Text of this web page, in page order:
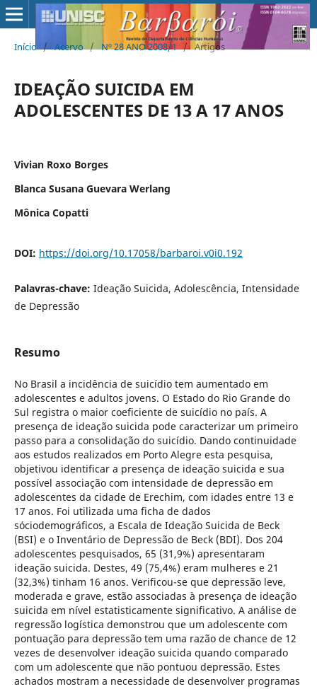
Início / Acervo / Nº 28 ANO 2008/1 / Artigos
IDEAÇÃO SUICIDA EM
ADOLESCENTES DE 13 A 17 ANOS
Vivian Roxo Borges
Blanca Susana Guevara Werlang
Mônica Copatti
DOI: https://doi.org/10.17058/barbaroi.v0i0.192
Palavras-chave: Ideação Suicida, Adolescência, Intensidade
de Depressão
Resumo
No Brasil a incidência de suicídio tem aumentado em
adolescentes e adultos jovens. O Estado do Rio Grande do
Sul registra o maior coeficiente de suicídio no país. A
presença de ideação suicida pode caracterizar um primeiro
passo para a consolidação do suicídio. Dando continuidade
aos estudos realizados em Porto Alegre esta pesquisa,
objetivou identificar a presença de ideação suicida e sua
possível associação com intensidade de depressão em
adolescentes da cidade de Erechim, com idades entre 13 e
17 anos. Foi utilizada uma ficha de dados
sóciodemográficos, a Escala de Ideação Suicida de Beck
(BSI) e o Inventário de Depressão de Beck (BDI). Dos 204
adolescentes pesquisados, 65 (31,9%) apresentaram
ideação suicida. Destes, 49 (75,4%) eram mulheres e 21
(32,3%) tinham 16 anos. Verificou-se que depressão leve,
moderada e grave, estão associadas à presença de ideação
suicida em nível estatisticamente significativo. A análise de
regressão logística demonstrou que um adolescente com
pontuação para depressão tem uma razão de chance de 12
vezes de desenvolver ideação suicida quando comparado
com um adolescente que não pontuou depressão. Estes
achados mostram a necessidade de desenvolver programas